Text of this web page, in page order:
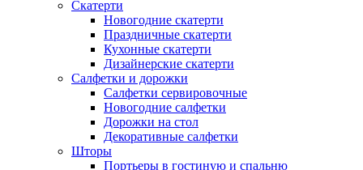
Скатерти
Новогодние скатерти
Праздничные скатерти
Кухонные скатерти
Дизайнерские скатерти
Салфетки и дорожки
Салфетки сервировочные
Новогодние салфетки
Дорожки на стол
Декоративные салфетки
Шторы
Портьеры в гостиную и спальню